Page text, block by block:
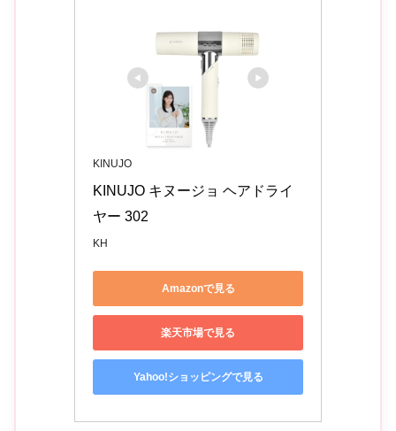
KINUJO
KINUJO キヌージョ ヘアドライ
ヤー 302
KH
Amazonで見る
楽天市場で見る
Yahoo!ショッピングで見る